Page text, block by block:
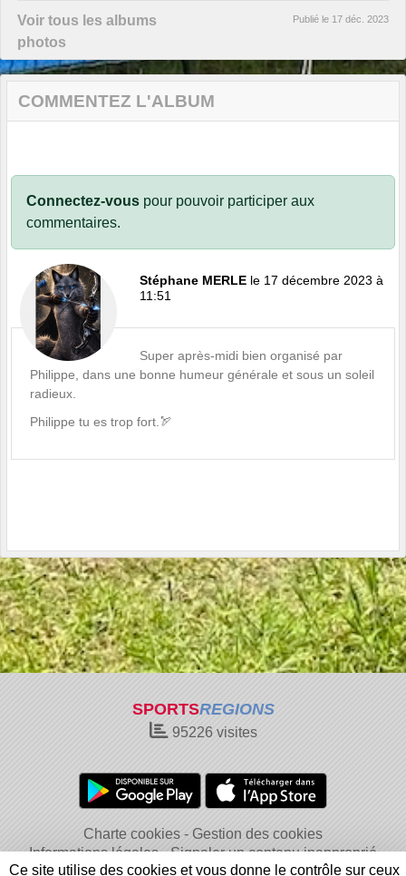
Voir tous les albums
photos
Publié le 17 déc. 2023
COMMENTEZ L'ALBUM
Connectez-vous pour pouvoir participer aux
commentaires.
Stéphane MERLE le 17 décembre 2023 à
11:51
Super après-midi bien organisé par
Philippe, dans une bonne humeur générale et sous un soleil
radieux.
Philippe tu es trop fort.🏹
SPORTSREGIONS
95226visites
Charte cookies
Gestion des cookies
Informations légales
Signaler un contenu inapproprié
Ce site utilise des cookies et vous donne le contrôle sur ceux